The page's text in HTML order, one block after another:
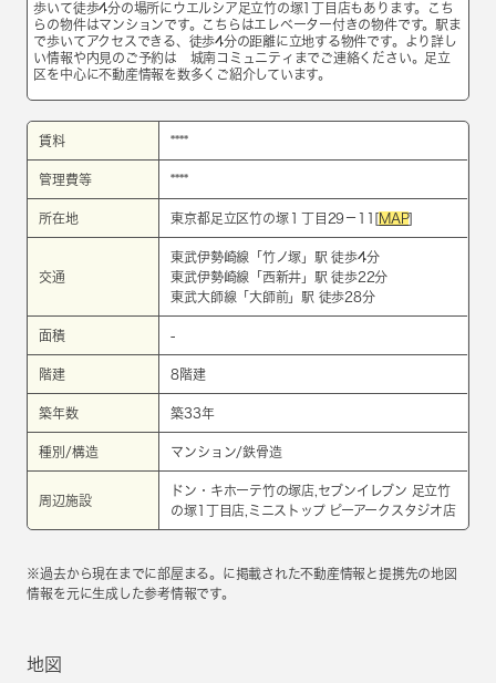
歩いて徒歩4分の場所にウエルシア足立竹の塚1丁目店もあります。こち
らの物件はマンションです。こちらはエレベーター付きの物件です。駅ま
で歩いてアクセスできる、徒歩4分の距離に立地する物件です。より詳し
い情報や内見のご予約は 城南コミュニティまでご連絡ください。足立
区を中心に不動産情報を数多くご紹介しています。
賃料 ****
管理費等 ****
所在地 東京都足立区竹の塚１丁目29－11[ MAP]
交通
東武伊勢崎線 「 竹ノ塚 」駅 徒歩4分
東武伊勢崎線 「 西新井 」駅 徒歩22分
東武大師線 「大師前」駅 徒歩28分
面積 -
階建 8階建
築年数 築33年
種別/構造 マンション/鉄骨造
周辺施設
ドン・キホーテ竹の塚店,セブンイレブン 足立竹
の塚1丁目店,ミニストップ ピーアークスタジオ店
※過去から現在までに部屋まる。に掲載された不動産情報と提携先の地図
情報を元に生成した参考情報です。
地図